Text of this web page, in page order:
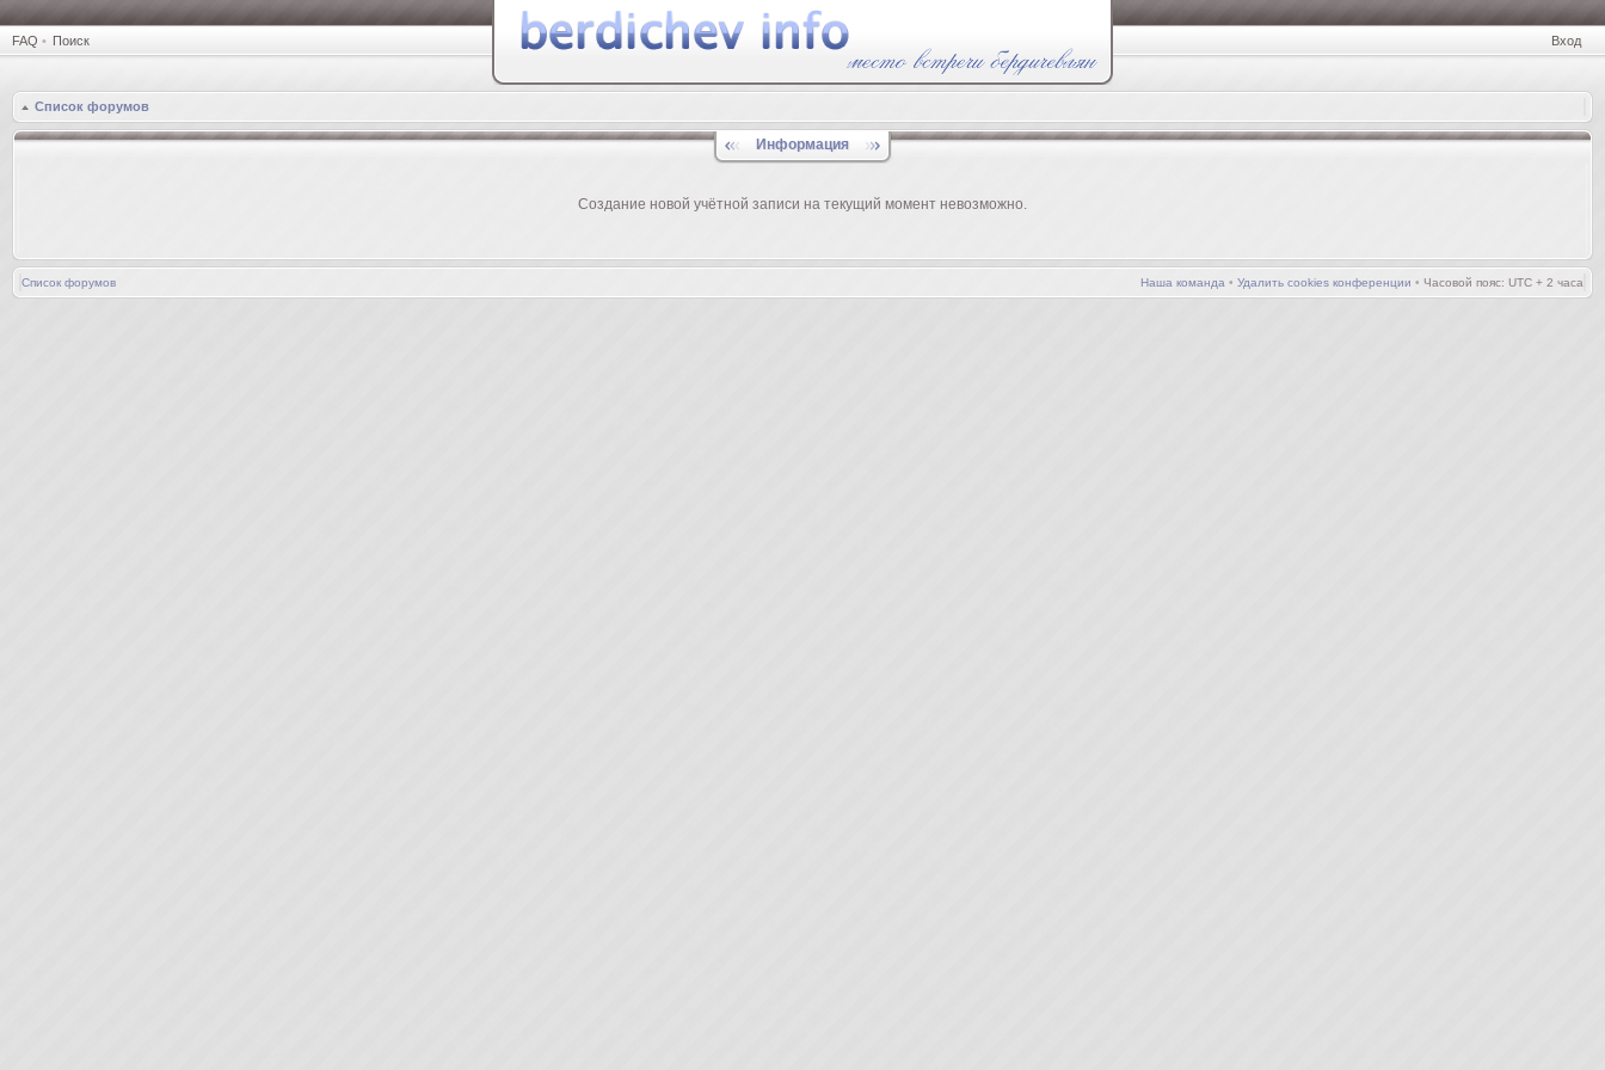
FAQ • Поиск Вход
Список форумов
Информация
Создание новой учётной записи на текущий момент невозможно.
Список форумов Наша команда • Удалить cookies конференции • Часовой пояс: UTC + 2 часа